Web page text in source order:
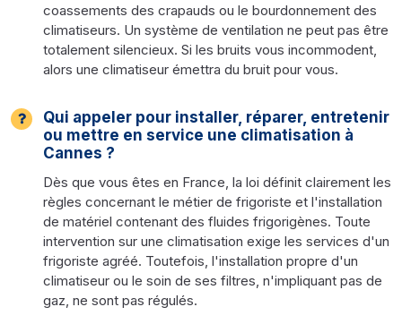
coassements des crapauds ou le bourdonnement des
climatiseurs. Un système de ventilation ne peut pas être
totalement silencieux. Si les bruits vous incommodent,
alors une climatiseur émettra du bruit pour vous.
Qui appeler pour installer, réparer, entretenir
ou mettre en service une climatisation à
Cannes ?
Dès que vous êtes en France, la loi définit clairement les
règles concernant le métier de frigoriste et l'installation
de matériel contenant des fluides frigorigènes. Toute
intervention sur une climatisation exige les services d'un
frigoriste agréé. Toutefois, l'installation propre d'un
climatiseur ou le soin de ses filtres, n'impliquant pas de
gaz, ne sont pas régulés.